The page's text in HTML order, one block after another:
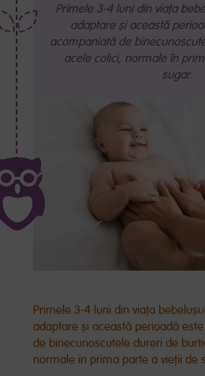
Primele 3-4 luni din viața
adaptare și această
acompaniată de
acele colici, normale în
sugar.
Primele 3-4 luni din viața
adaptare și această perioadă
de binecunoscutele dureri de
normale în prima parte a vieții de